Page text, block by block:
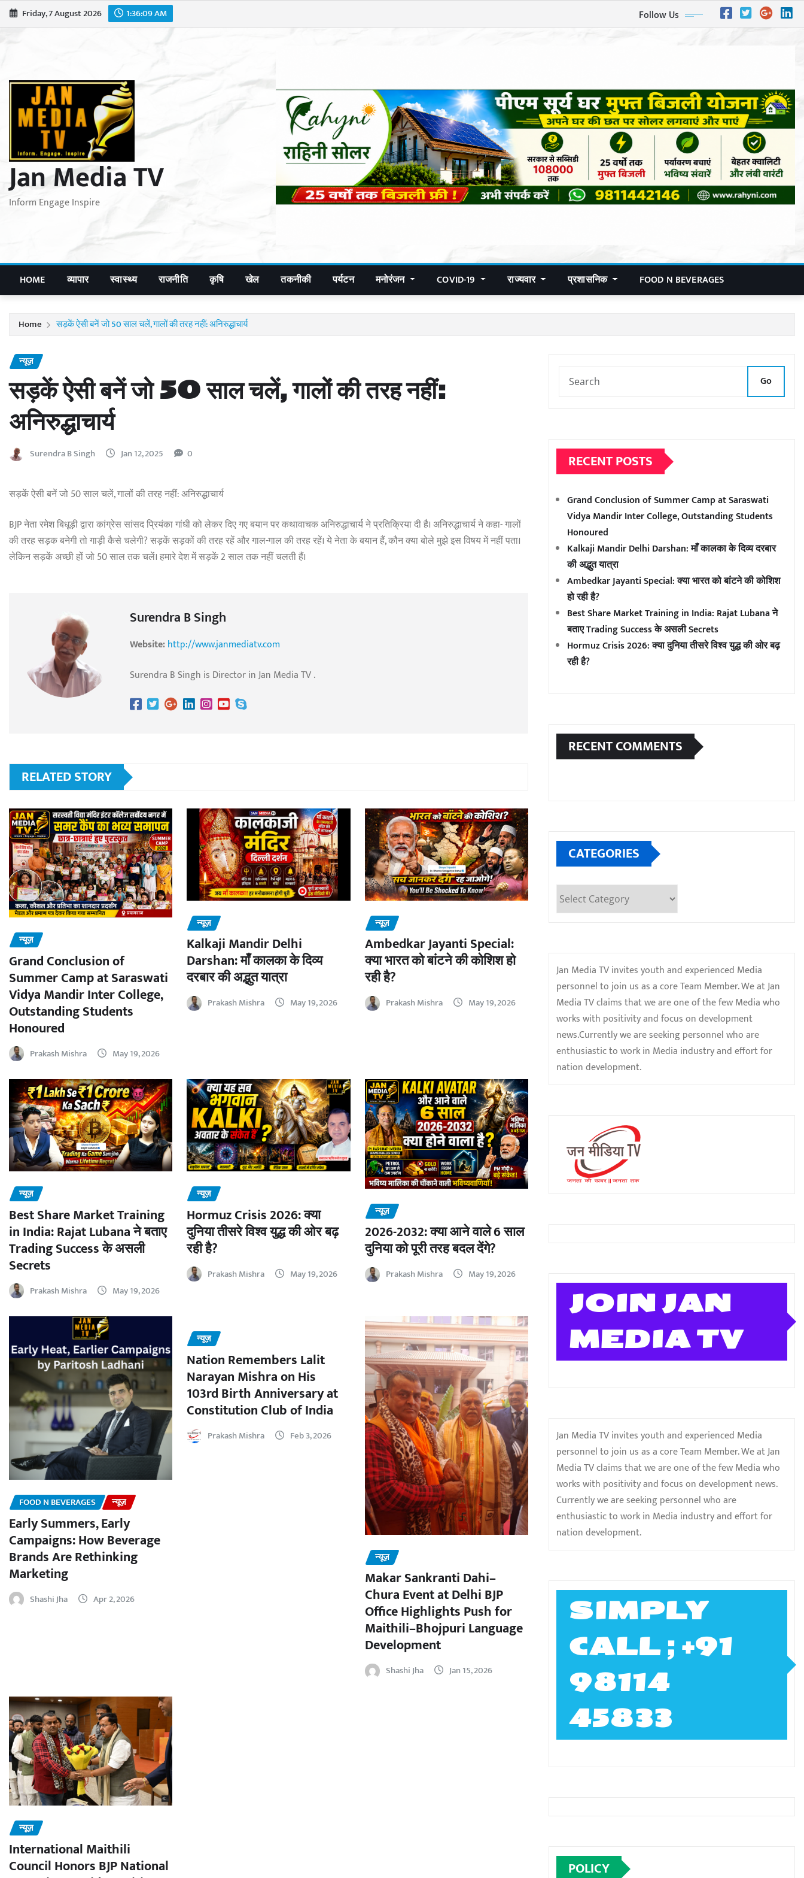
Skip
to
Friday, 7 August 2026 1:36:10 AM Follow Us
Jan Media TV
Inform Engage Inspire
HOME व्यापार स्वास्थ्य राजनीति कृषि खेल तकनीकी पर्यटन मनोरंजन COVID-19 राज्यवार प्रशासनिक FOOD N BEVERAGES
Home सड़कें ऐसी बनें जो 50 साल चलें, गालों की तरह नहीं: अनिरुद्धाचार्य
न्यूज़
सड़कें ऐसी बनें जो 50 साल चलें, गालों की तरह नहीं:
अनिरुद्धाचार्य
Surendra B Singh Jan 12, 2025 0
सड़कें ऐसी बनें जो 50 साल चलें, गालों की तरह नहीं: अनिरुद्धाचार्य
BJP नेता रमेश बिधूड़ी द्वारा कांग्रेस सांसद प्रियंका गांधी को लेकर दिए गए बयान पर कथावाचक अनिरुद्धाचार्य ने प्रतिक्रिया दी है। अनिरुद्धाचार्य ने कहा- गालों
की तरह सड़क बनेगी तो गाड़ी कैसे चलेगी? सड़कें सड़कों की तरह रहें और गाल-गाल की तरह रहें। ये नेता के बयान हैं, कौन क्या बोले मुझे इस विषय में नहीं पता।
लेकिन सड़कें अच्छी हों जो 50 साल तक चलें। हमारे देश में सड़कें 2 साल तक नहीं चलती हैं।
Surendra B Singh
Website:http://www.janmediatv.com
Surendra B Singh is Director in Jan Media TV .
RELATED STORY
न्यूज़
Grand Conclusion of
Summer Camp at Saraswati
Vidya Mandir Inter College,
Outstanding Students
Honoured
Prakash Mishra May 19, 2026
न्यूज़
Kalkaji Mandir Delhi
Darshan: माँ कालका के दिव्य
दरबार की अद्भुत यात्रा
Prakash Mishra May 19, 2026
न्यूज़
Ambedkar Jayanti Special:
क्या भारत को बांटने की कोशिश हो
रही है?
Prakash Mishra May 19, 2026
न्यूज़
Best Share Market Training
in India: Rajat Lubana ने बताए
Trading Success के असली
Secrets
Prakash Mishra May 19, 2026
न्यूज़
Hormuz Crisis 2026: क्या
दुनिया तीसरे विश्व युद्ध की ओर बढ़
रही है?
Prakash Mishra May 19, 2026
न्यूज़
2026-2032: क्या आने वाले 6 साल
दुनिया को पूरी तरह बदल देंगे?
Prakash Mishra May 19, 2026
FOOD N BEVERAGES न्यूज़
Early Summers, Early
Campaigns: How Beverage
Brands Are Rethinking
Marketing
Shashi Jha Apr 2, 2026
न्यूज़
Nation Remembers Lalit
Narayan Mishra on His
103rd Birth Anniversary at
Constitution Club of India
Prakash Mishra Feb 3, 2026
न्यूज़
Makar Sankranti Dahi–
Chura Event at Delhi BJP
Office Highlights Push for
Maithili–Bhojpuri Language
Development
Shashi Jha Jan 15, 2026
न्यूज़
International Maithili
Council Honors BJP National
Go
RECENT POSTS
Grand Conclusion of Summer Camp at Saraswati
Vidya Mandir Inter College, Outstanding Students
Honoured
Kalkaji Mandir Delhi Darshan: माँ कालका के दिव्य दरबार
की अद्भुत यात्रा
Ambedkar Jayanti Special: क्या भारत को बांटने की कोशिश
हो रही है?
Best Share Market Training in India: Rajat Lubana ने
बताए Trading Success के असली Secrets
Hormuz Crisis 2026: क्या दुनिया तीसरे विश्व युद्ध की ओर बढ़
रही है?
RECENT COMMENTS
CATEGORIES
Categories
Jan Media TV invites youth and experienced Media
personnel to join us as a core Team Member. We at Jan
Media TV claims that we are one of the few Media who
works with positivity and focus on development
news.Currently we are seeking personnel who are
enthusiastic to work in Media industry and effort for
nation development.
JOIN JAN
MEDIA TV
Jan Media TV invites youth and experienced Media
personnel to join us as a core Team Member. We at Jan
Media TV claims that we are one of the few Media who
works with positivity and focus on development news.
Currently we are seeking personnel who are
enthusiastic to work in Media industry and effort for
nation development.
SIMPLY
CALL ; +91
98114
45833
POLICY